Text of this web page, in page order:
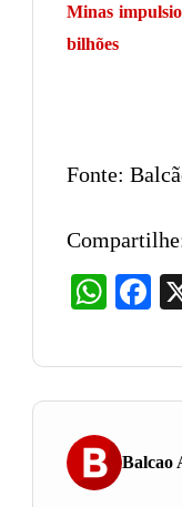
Minas
bilhões
Fonte:
Balcao